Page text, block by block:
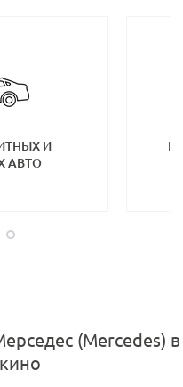
И
АВТО
(Mercedes) в